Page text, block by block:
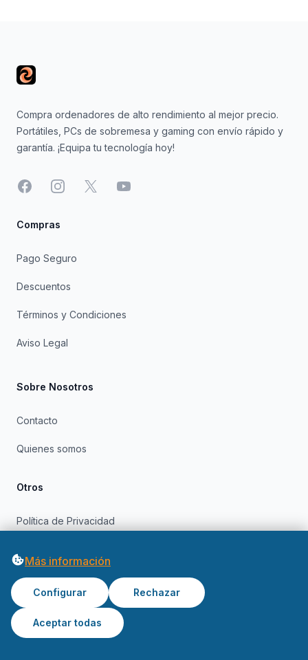
Compra ordenadores de alto rendimiento al mejor precio.
Portátiles, PCs de sobremesa y gaming con envío rápido y
garantía. ¡Equipa tu tecnología hoy!
FacebookInstagram
X YouTube
Compras
Pago Seguro
Descuentos
Términos y Condiciones
Aviso Legal
Sobre Nosotros
Contacto
Quienes somos
Otros
Política de Privacidad
© 2026 OfertasInformatica. Todos los derechos reservados.
Más información
Configurar Rechazar
Aceptar todas